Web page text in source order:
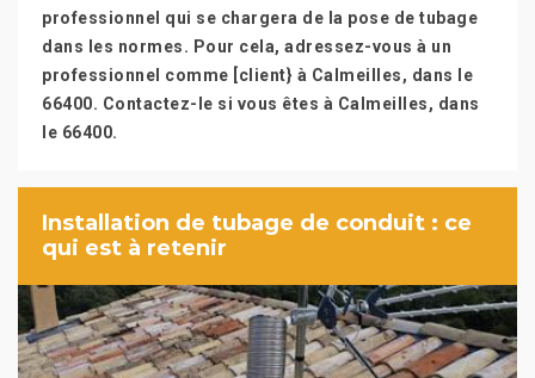
professionnel qui se chargera de la pose de tubage
dans les normes. Pour cela, adressez-vous à un
professionnel comme [client} à Calmeilles, dans le
66400. Contactez-le si vous êtes à Calmeilles, dans
le 66400.
Installation de tubage de conduit : ce
qui est à retenir